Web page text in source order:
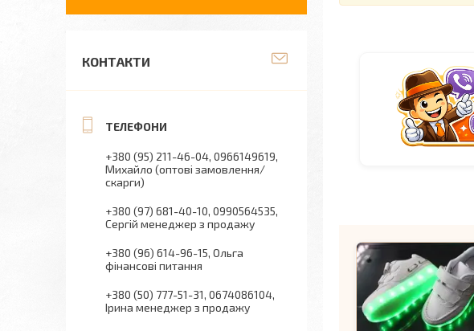
КОНТАКТИ
+380 (95) 211-46-04 0966149619
Михайло (оптові замовлення/
скарги)
+380 (97) 681-40-10 0990564535
Сергій менеджер з продажу
+380 (96) 614-96-15 Ольга
фінансові питання
+380 (50) 777-51-31 0674086104
Ірина менеджер з продажу